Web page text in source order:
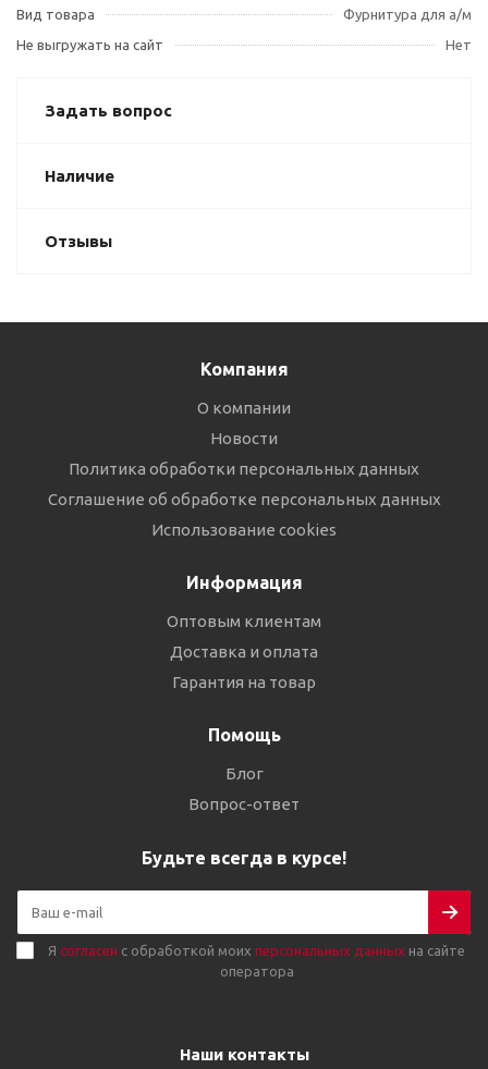
Вид товара
Фурнитура для а/м
Не выгружать на сайт
Нет
Задать вопрос
Наличие
Отзывы
Компания
О компании
Новости
Политика обработки персональных данных
Соглашение об обработке персональных данных
Использование cookies
Информация
Оптовым клиентам
Доставка и оплата
Гарантия на товар
Помощь
Блог
Вопрос-ответ
Будьте всегда в курсе!
Я согласен с обработкой моих персональных данных на сайте
оператора
Наши контакты